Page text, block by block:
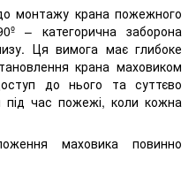
монтажу крана пожежного
– категорична заборона
Ця вимога має глибоке
крана маховиком
до нього та суттєво
під час пожежі, коли кожна
маховика повинно